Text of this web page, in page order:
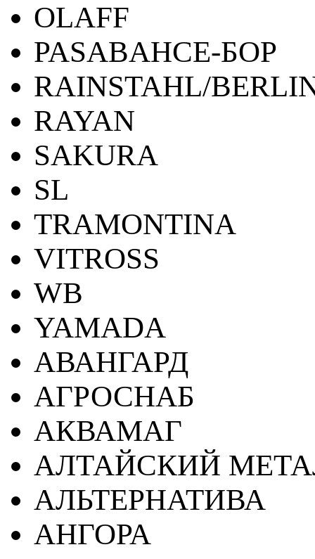
OLAFF
PASABAHCE-БОР
RAINSTAHL/
RAYAN
SAKURA
SL
TRAMONTINA
VITROSS
WB
YAMADA
АВАНГАРД
АГРОСНАБ
АКВАМАГ
АЛТАЙСКИЙ
АЛЬТЕРНАТИВА
АНГОРА